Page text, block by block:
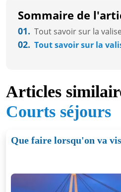
Sommaire de
01. Tout savoir sur la
02. Tout savoir sur la
Articles
Courts séjours
Que faire lorsqu'on va